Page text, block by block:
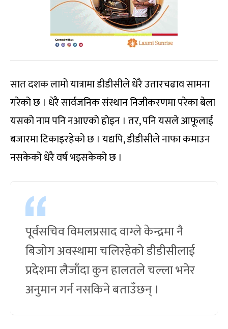
सात दशक लामो यात्रामा डीडीसीले धेरै उतारचढाव सामना
गरेको छ । धेरै सार्वजनिक संस्थान निजीकरणमा परेका बेला
यसको नाम पनि नआएको होइन । तर, पनि यसले आफूलाई
बजारमा टिकाइरहेको छ । यद्यपि, डीडीसीले नाफा कमाउन
नसकेको धेरै वर्ष भइसकेको छ ।
पूर्वसचिव विमलप्रसाद वाग्ले केन्द्रमा नै
बिजोग अवस्थामा चलिरहेको डीडीसीलाई
प्रदेशमा लैजाँदा कुन हालतले चल्ला भनेर
अनुमान गर्न नसकिने बताउँछन् ।